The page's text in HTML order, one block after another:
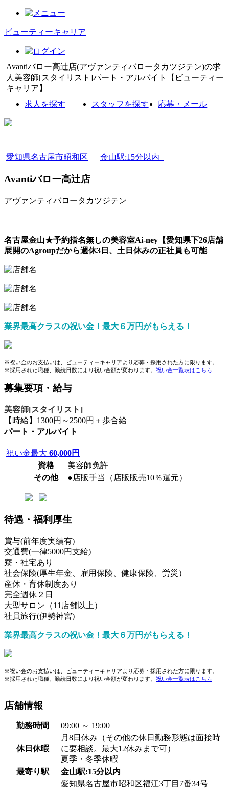
ビューティーキャリア
Avantiバロー高辻店(アヴァンティバロータカツジテン)の求
人美容師[スタイリスト]パート・アルバイト【ビューティー
キャリア】
求人を探す
スタッフを探す 応募・メール
愛知県名古屋市昭和区 金山駅:15分以内
Avantiバロー高辻店
アヴァンティバロータカツジテン
名古屋金山★予約指名無しの美容室Ai-ney【愛知県下26店舗
展開のAgroupだから週休3日、土日休みの正社員も可能
業界最高クラスの祝い金！最大６万円がもらえる！
※祝い金のお支払いは、ビューティーキャリアより応募・採用された方に限ります。
※採用された職種、勤続日数により祝い金額が変わります。 祝い金一覧表はこちら
募集要項・給与
美容師[スタイリスト]
【時給】1300円～2500円＋歩合給
パート・アルバイト
祝い金最大 60,000円
資格
美容師免許
その他
●店販手当（店販販売10％還元）
待遇・福利厚生
賞与(前年度実績有)
交通費(一律5000円支給)
寮・社宅あり
社会保険(厚生年金、雇用保険、健康保険、労災）
産休・育休制度あり
完全週休２日
大型サロン（11店舗以上）
社員旅行(伊勢神宮)
業界最高クラスの祝い金！最大６万円がもらえる！
※祝い金のお支払いは、ビューティーキャリアより応募・採用された方に限ります。
※採用された職種、勤続日数により祝い金額が変わります。 祝い金一覧表はこちら
店舗情報
勤務時間 09:00 ～ 19:00
休日休暇
月8日休み（その他の休日勤務形態は面接時
に要相談。最大12休みまで可）
夏季・冬季休暇
最寄り駅
金山駅:15分以内
愛知県名古屋市昭和区福江3丁目7番34号